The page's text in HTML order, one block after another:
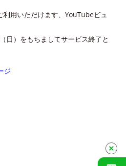
用いただけます、YouTubeビュ
日）をもちましてサービス終了と
ジ